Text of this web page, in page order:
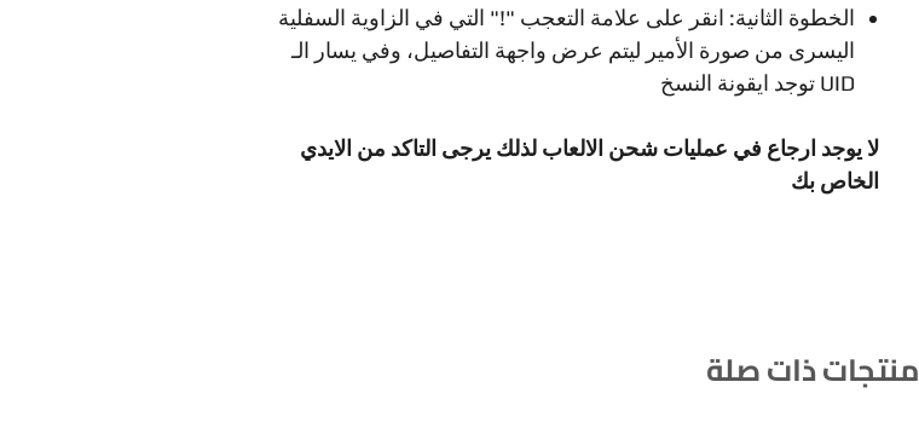
الخطوة الثانية: انقر على علامة التعجب "!" التي في الزاوية السفلية
اليسرى من صورة الأمير ليتم عرض واجهة التفاصيل، وفي يسار الـ
UID توجد ايقونة النسخ
لا يوجد ارجاع في عمليات شحن الالعاب لذلك يرجى التاكد من الايدي
الخاص بك
منتجات ذات صلة